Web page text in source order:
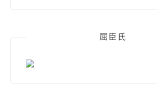
屈臣氏